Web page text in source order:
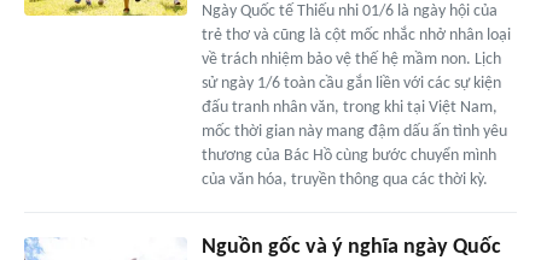
Ngày Quốc tế Thiếu nhi 01/6 là ngày hội của
trẻ thơ và cũng là cột mốc nhắc nhở nhân loại
về trách nhiệm bảo vệ thế hệ mầm non. Lịch
sử ngày 1/6 toàn cầu gắn liền với các sự kiện
đấu tranh nhân văn, trong khi tại Việt Nam,
mốc thời gian này mang đậm dấu ấn tình yêu
thương của Bác Hồ cùng bước chuyển mình
của văn hóa, truyền thông qua các thời kỳ.
Nguồn gốc và ý nghĩa ngày Quốc